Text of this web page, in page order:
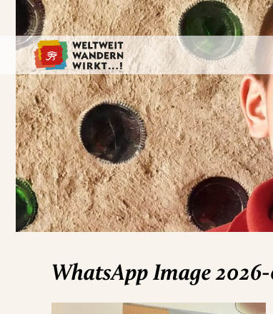
WhatsApp Image 2026-